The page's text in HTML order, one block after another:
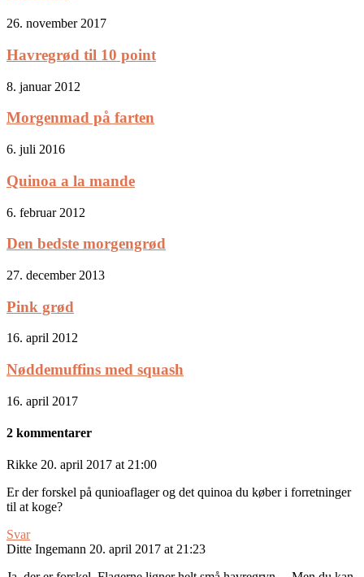
26. november 2017
Havregrød til 10 point
8. januar 2012
Morgenmad på farten
6. juli 2016
Quinoa a la mande
6. februar 2012
Den bedste morgengrød
27. december 2013
Pink grød
16. april 2012
Nøddemuffins med squash
16. april 2017
2 kommentarer
Rikke 20. april 2017 at 21:00
Er der forskel på qunioaflager og det quinoa du køber i forretninger
til at koge?
Svar
Ditte Ingemann 20. april 2017 at 21:23